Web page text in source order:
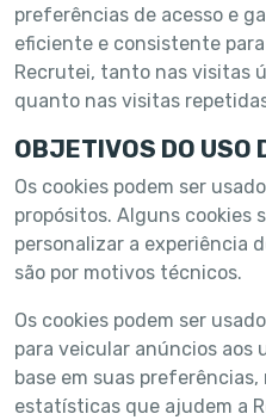
preferências de acesso e
eficiente e consistente
Recrutei, tanto nas visitas
quanto nas visitas
OBJETIVOS DO USO
Os cookies podem ser
propósitos. Alguns cookies
personalizar a experiência
são por motivos técnicos.
Os cookies podem ser
para veicular anúncios aos
base em suas
estatísticas que ajudem a